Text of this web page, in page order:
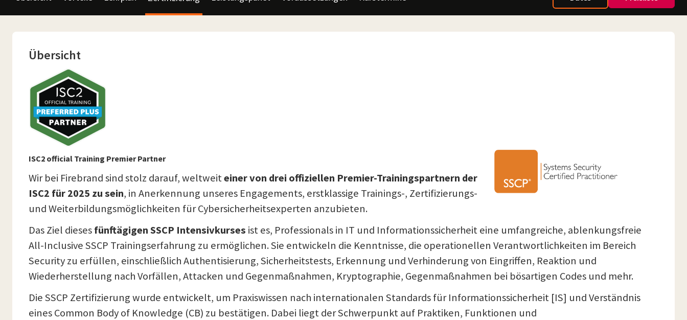
Übersicht
ISC2 official Training Premier Partner
Wir bei Firebrand sind stolz darauf, weltweiteiner von drei offiziellen Premier-Trainingspartnern der
ISC2 für 2025 zu sein, in Anerkennung unseres Engagements, erstklassige Trainings-, Zertifizierungs-
und Weiterbildungsmöglichkeiten für Cybersicherheitsexperten anzubieten.
Das Ziel diesesfünftägigen SSCP Intensivkurses ist es, Professionals in IT und Informationssicherheit eine umfangreiche, ablenkungsfreie
All-Inclusive SSCP Trainingserfahrung zu ermöglichen. Sie entwickeln die Kenntnisse, die operationellen Verantwortlichkeiten im Bereich
Security zu erfüllen, einschließlich Authentisierung, Sicherheitstests, Erkennung und Verhinderung von Eingriffen, Reaktion und
Wiederherstellung nach Vorfällen, Attacken und Gegenmaßnahmen, Kryptographie, Gegenmaßnahmen bei bösartigen Codes und mehr.
Die SSCP Zertifizierung wurde entwickelt, um Praxiswissen nach internationalen Standards für Informationssicherheit [IS] und Verständnis
eines Common Body of Knowledge (CB) zu bestätigen. Dabei liegt der Schwerpunkt auf Praktiken, Funktionen und